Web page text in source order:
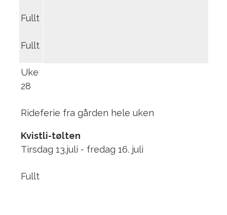
Fullt
Fullt
Uke
28
Rideferie fra gården hele uken
Kvistli-tølten
Tirsdag 13.juli - fredag 16. juli
Fullt